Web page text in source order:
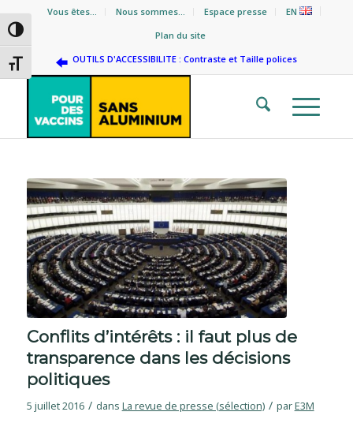
Passer en contraste élevé
Changer la taille de la police
Vous êtes… Nous sommes… Espace presse
EN
Plan du site
OUTILS D'ACCESSIBILITE : Contraste et Taille polices
Conflits d’intérêts : il faut plus de
transparence dans les décisions
politiques
5 juillet 2016 / dans La revue de presse (sélection) / parE3M